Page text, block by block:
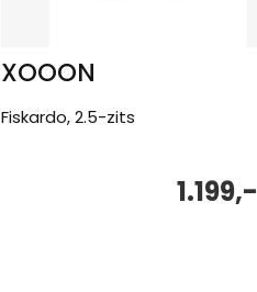
XOOON
Fiskardo, 2.5-zits
1.199,-